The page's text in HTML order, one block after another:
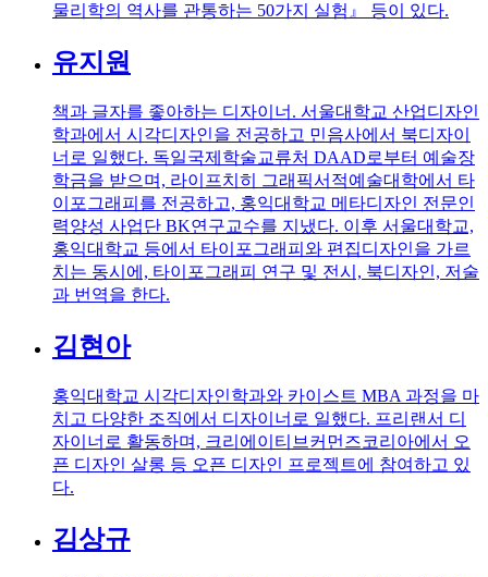
물리학의 역사를 관통하는 50가지 실험』 등이 있다.
유지원
책과 글자를 좋아하는 디자이너. 서울대학교 산업디자인
학과에서 시각디자인을 전공하고 민음사에서 북디자이
너로 일했다. 독일국제학술교류처 DAAD로부터 예술장
학금을 받으며, 라이프치히 그래픽서적예술대학에서 타
이포그래피를 전공하고, 홍익대학교 메타디자인 전문인
력양성 사업단 BK연구교수를 지냈다. 이후 서울대학교,
홍익대학교 등에서 타이포그래피와 편집디자인을 가르
치는 동시에, 타이포그래피 연구 및 전시, 북디자인, 저술
과 번역을 한다.
김현아
홍익대학교 시각디자인학과와 카이스트 MBA 과정을 마
치고 다양한 조직에서 디자이너로 일했다. 프리랜서 디
자이너로 활동하며, 크리에이티브커먼즈코리아에서 오
픈 디자인 살롱 등 오픈 디자인 프로젝트에 참여하고 있
다.
김상규